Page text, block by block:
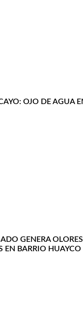
OJO DE AGUA
GENERA OLORES
EN BARRIO HUAYCO